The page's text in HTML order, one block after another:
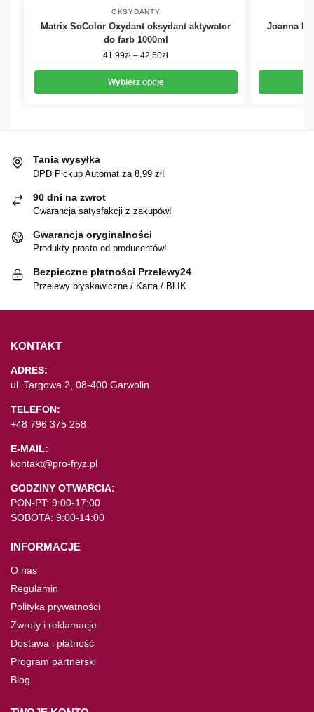
OKSYDANTY
Matrix SoColor Oxydant oksydant aktywator
do farb 1000ml
41,99zł – 42,50zł
Wybierz opcje
Joanna
Tania wysyłka
DPD Pickup Automat za 8,99 zł!
90 dni na zwrot
Gwarancja satysfakcji z zakupów!
Gwarancja oryginalności
Produkty prosto od producentów!
Bezpieczne płatności Przelewy24
Przelewy błyskawiczne / Karta / BLIK
KONTAKT
ADRES:
ul. Targowa 2, 08-400 Garwolin
TELEFON:
+48 796 375 258
E-MAIL:
kontakt@pro-fryz.pl
GODZINY OTWARCIA:
PON-PT: 9:00-17:00
SOBOTA: 9:00-14:00
INFORMACJE
O nas
Regulamin
Polityka prywatności
Zwroty i reklamacje
Dostawa i płatność
Program partnerski
Blog